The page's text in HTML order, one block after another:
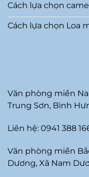
Cách lựa chọn
Cách lựa chọn Loa
Văn phòng miền
Trung Sơn, Bình
Liên hệ: 0941 388
Văn phòng miền
Dương, Xã Nam